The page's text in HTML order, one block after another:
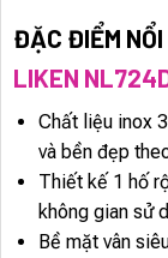
ĐẶC ĐIỂM
LIKEN
Chất liệu inox
và bền đẹp
Thiết kế 1 hố
không gian sử
Bề mặt vân